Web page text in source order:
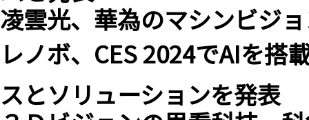
凌雲光、華為のマシンビジ
レノボ、CES 2024でAIを搭
スとソリューションを発表